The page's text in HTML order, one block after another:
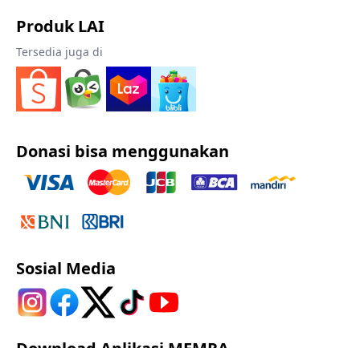
Produk LAI
Tersedia juga di
Donasi bisa menggunakan
Sosial Media